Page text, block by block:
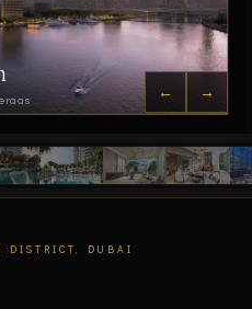
← →
DISTRICT, DUBAI